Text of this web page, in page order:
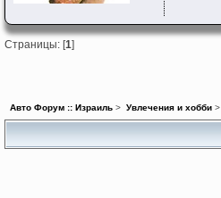
Страницы: [1]
Авто Форум :: Израиль > Увлечения и хобби>